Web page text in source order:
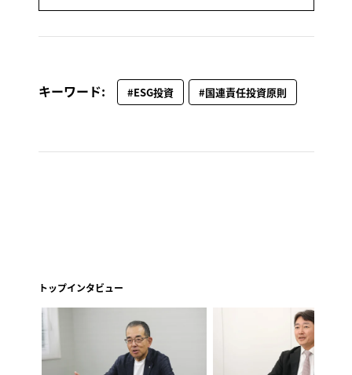
キーワード: #ESG投資 #国連責任投資原則
トップインタビュー